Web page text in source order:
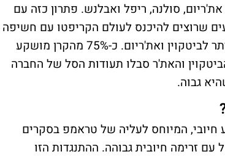
סולנה, ריפל ואבלנש. פתרון כזה עם
שרוצים להיכנס לעולם הקריפטו עם חשיפה
רחבה. הקרן מנהלת כעת כחצי מיליארד דולר עם משקל יתר לביטקוין ואת'ריום. כ-75% מהקרן מושקע
על הביטקוין והאת'ר סבלו תעודות הסל של החברה
גבוה.
ב-68 אלף דולר עם שבוע חיובי, המיוחס לעליה של טראמפ בסקרים
זרימה חיובית גבוהה. ההתנגדות הזו